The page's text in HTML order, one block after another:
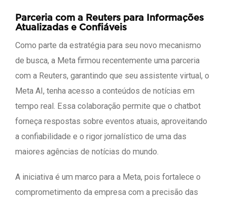
Parceria com a Reuters para Informações
Atualizadas e Confiáveis
Como parte da estratégia para seu novo mecanismo
de busca, a Meta firmou recentemente uma parceria
com a Reuters, garantindo que seu assistente virtual, o
Meta AI, tenha acesso a conteúdos de notícias em
tempo real. Essa colaboração permite que o chatbot
forneça respostas sobre eventos atuais, aproveitando
a confiabilidade e o rigor jornalístico de uma das
maiores agências de notícias do mundo.
A iniciativa é um marco para a Meta, pois fortalece o
comprometimento da empresa com a precisão das